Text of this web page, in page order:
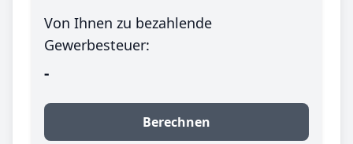
Von Ihnen zu bezahlende
Gewerbesteuer:
-
Berechnen